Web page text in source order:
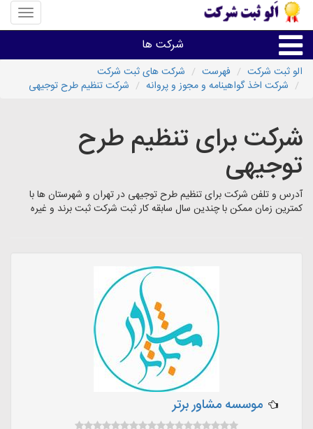
منوی
سایت
ثبت
شرکت ها
ثبت،تغییرات،برند
اخذگواهینامه رتبه بندی
الو ثبت شرکت فهرست
شرکت های ثبت شرکت
شرکت اخذ گواهینامه و مجوز و پروانه
شرکت تنظیم طرح توجیهی
شرکت برای تنظیم طرح
توجیهی
آدرس و تلفن شرکت برای تنظیم طرح توجیهی در تهران و شهرستان ها با
کمترین زمان ممکن با چندین سال سابقه کار ثبت شرکت ثبت برند و غیره
موسسه مشاور برتر